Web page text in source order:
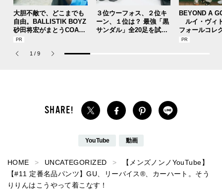
大胆不敵で、どこまでも
自由。BALLISTIK BOYZ
砂田将宏がまとうCOACH
の新作フレグランス「コ
パルファム」
３位ウーフォス、２位キ
ーン、１位は？ 最強「黒
サンダル」全20足を試着
BEYOND A
ルイ・ヴィ
フォールコレ
描くプレッピ
1 / 9
YouTube 動画
HOME UNCATEGORIZED
【メンズノンノYouTube】
【#11 定番名品パンツ】GU、リーバイス®︎、カーハート。そう
りりんはこうやって着こなす！